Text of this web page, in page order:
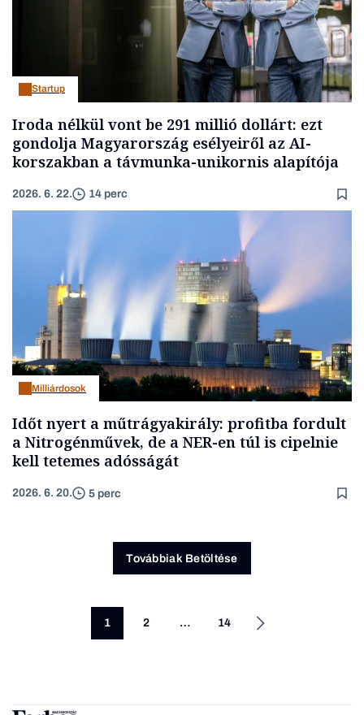
Startup
Iroda nélkül vont be 291 millió dollárt: ezt
gondolja Magyarország esélyeiről az AI-
korszakban a távmunka-unikornis alapítója
2026. 6. 22. 14 perc
Milliárdosok
Időt nyert a műtrágyakirály: profitba fordult
a Nitrogénművek, de a NER-en túl is cipelnie
kell tetemes adósságát
2026. 6. 20. 5 perc
Továbbiak Betöltése
1 2 … 14